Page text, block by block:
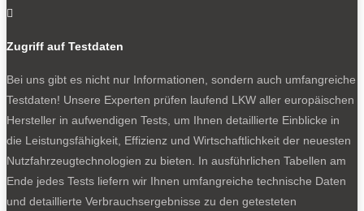

Zugriff auf Testdaten
Bei uns gibt es nicht nur Informationen, sondern auch umfangreiche
Testdaten! Unsere Experten prüfen laufend LKW aller europäischen
Hersteller in aufwendigen Tests, um Ihnen detaillierte Einblicke in
die Leistungsfähigkeit, Effizienz und Wirtschaftlichkeit der neuesten
Nutzfahrzeugtechnologien zu bieten. In ausführlichen Tabellen am
Ende jedes Tests liefern wir Ihnen umfangreiche technische Daten
und detaillierte Verbrauchsergebnisse zu den getesteten